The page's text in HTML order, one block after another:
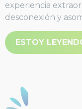
experiencia
desconexión y
ESTOY